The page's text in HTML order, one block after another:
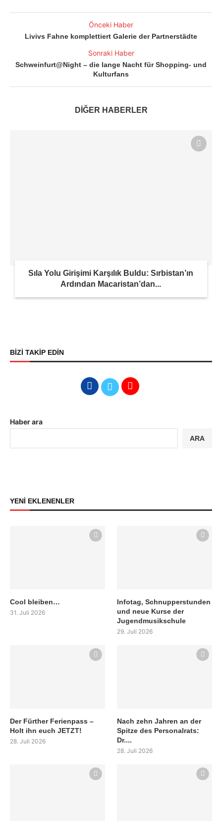
Önceki Haber
Livivs Fahne komplettiert Galerie der Partnerstädte
Sonraki Haber
Schweinfurt@Night – die lange Nacht für Shopping- und
Kulturfans
DİĞER HABERLER
Sıla Yolu Girişimi Karşılık Buldu: Sırbistan’ın
Ardından Macaristan’dan...
BİZİ TAKİP EDİN
Haber ara
ARA
YENİ EKLENENLER
Cool bleiben…
31. Juli 2026
Infotag, Schnupperstunden
und neue Kurse der
Jugendmusikschule
29. Juli 2026
Der Fürther Ferienpass –
Holt ihn euch JETZT!
28. Juli 2026
Nach zehn Jahren an der
Spitze des Personalrats:
Dr....
28. Juli 2026